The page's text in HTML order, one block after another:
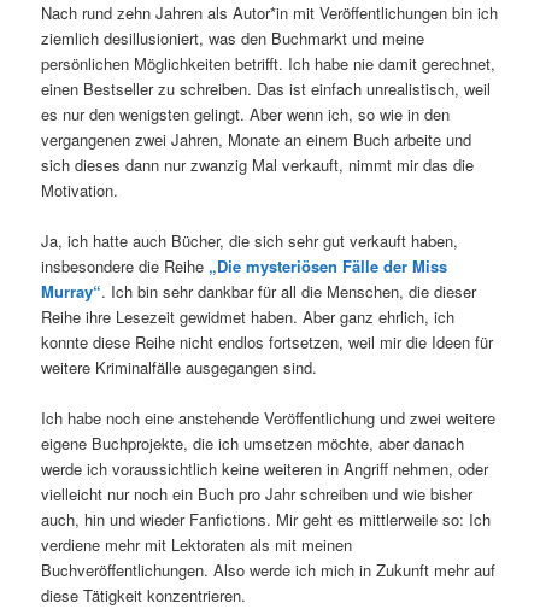
Nach rund zehn Jahren als Autor*in mit Veröffentlichungen bin ich
ziemlich desillusioniert, was den Buchmarkt und meine
persönlichen Möglichkeiten betrifft. Ich habe nie damit gerechnet,
einen Bestseller zu schreiben. Das ist einfach unrealistisch, weil
es nur den wenigsten gelingt. Aber wenn ich, so wie in den
vergangenen zwei Jahren, Monate an einem Buch arbeite und
sich dieses dann nur zwanzig Mal verkauft, nimmt mir das die
Motivation.
Ja, ich hatte auch Bücher, die sich sehr gut verkauft haben,
insbesondere die Reihe „Die mysteriösen Fälle der Miss
Murray“. Ich bin sehr dankbar für all die Menschen, die dieser
Reihe ihre Lesezeit gewidmet haben. Aber ganz ehrlich, ich
konnte diese Reihe nicht endlos fortsetzen, weil mir die Ideen für
weitere Kriminalfälle ausgegangen sind.
Ich habe noch eine anstehende Veröffentlichung und zwei weitere
eigene Buchprojekte, die ich umsetzen möchte, aber danach
werde ich voraussichtlich keine weiteren in Angriff nehmen, oder
vielleicht nur noch ein Buch pro Jahr schreiben und wie bisher
auch, hin und wieder Fanfictions. Mir geht es mittlerweile so: Ich
verdiene mehr mit Lektoraten als mit meinen
Buchveröffentlichungen. Also werde ich mich in Zukunft mehr auf
diese Tätigkeit konzentrieren.